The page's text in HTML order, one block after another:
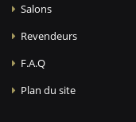
Salons
Revendeurs
F.A.Q
Plan du site